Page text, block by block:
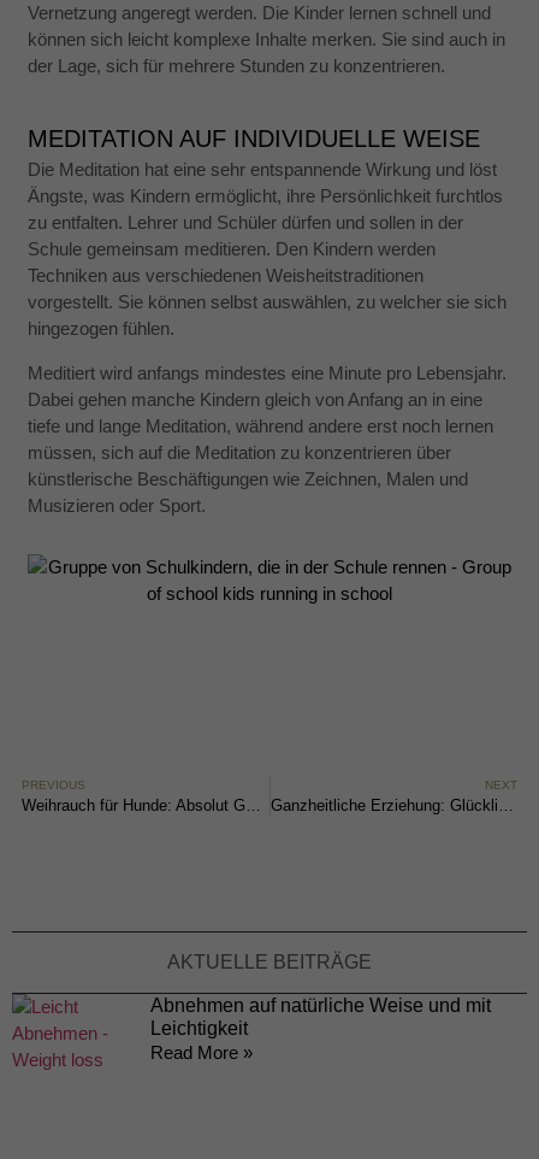
Vernetzung angeregt werden. Die Kinder lernen schnell und
können sich leicht komplexe Inhalte merken. Sie sind auch in
der Lage, sich für mehrere Stunden zu konzentrieren.
MEDITATION AUF INDIVIDUELLE WEISE
Die Meditation hat eine sehr entspannende Wirkung und löst
Ängste, was Kindern ermöglicht, ihre Persönlichkeit furchtlos
zu entfalten. Lehrer und Schüler dürfen und sollen in der
Schule gemeinsam meditieren. Den Kindern werden
Techniken aus verschiedenen Weisheitstraditionen
vorgestellt. Sie können selbst auswählen, zu welcher sie sich
hingezogen fühlen.
Meditiert wird anfangs mindestes eine Minute pro Lebensjahr.
Dabei gehen manche Kindern gleich von Anfang an in eine
tiefe und lange Meditation, während andere erst noch lernen
müssen, sich auf die Meditation zu konzentrieren über
künstlerische Beschäftigungen wie Zeichnen, Malen und
Musizieren oder Sport.
PREVIOUS
Weihrauch für Hunde: Absolut Genial bei Gelenkserkrankungen
NEXT
Ganzheitliche Erziehung: Glückliche und Erfüllte Kinder
AKTUELLE BEITRÄGE
Abnehmen auf natürliche Weise und mit
Leichtigkeit
Read More »